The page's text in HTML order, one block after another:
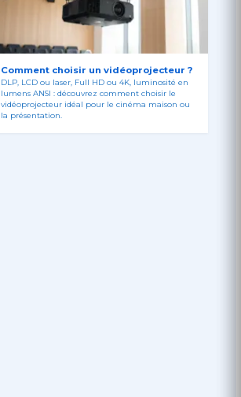
Comment choisir un vidéoprojecteur ?
DLP, LCD ou laser, Full HD ou 4K, luminosité en
lumens ANSI : découvrez comment choisir le
vidéoprojecteur idéal pour le cinéma maison ou
la présentation.